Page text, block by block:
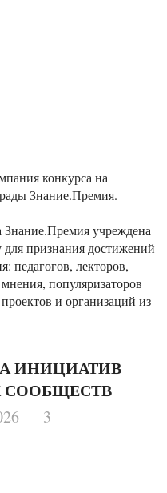
конкурса на
Знание.Премия.
учреждена
признания достижений
педагогов, лекторов,
популяризаторов
и организаций из
СООБЩЕСТВ
3